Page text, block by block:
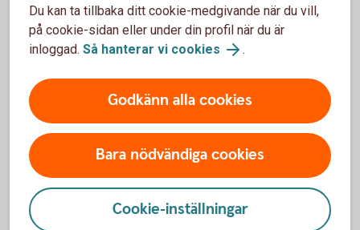
Hantera er ekonomi på ett
enkelt,snabbtochsäkert
sätt med bankintegration.
Du kan ta tillbaka ditt cookie-medgivande när du vill,
på cookie-sidan eller under din profil när du är
inloggad. Så hanterar vi cookies .
Godkänn alla cookies
Bara nödvändiga cookies
Cookie-inställningar